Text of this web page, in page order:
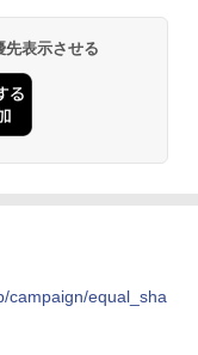
表示させる
campaign/equal_sha